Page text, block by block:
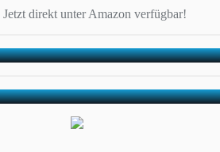
Jetzt direkt unter Amazon verfügbar!